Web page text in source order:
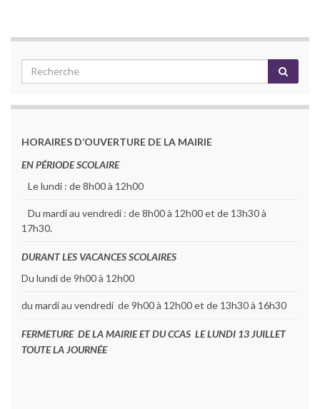
HORAIRES D’OUVERTURE DE LA MAIRIE
EN PÉRIODE SCOLAIRE
Le lundi : de 8h00 à 12h00
Du mardi au vendredi : de 8h00 à 12h00 et de 13h30 à
17h30.
DURANT LES VACANCES SCOLAIRES
Du lundi de 9h00 à 12h00
du mardi au vendredi de 9h00 à 12h00 et de 13h30 à 16h30
FERMETURE DE LA MAIRIE ET DU CCAS LE LUNDI 13 JUILLET
TOUTE LA JOURNÉE